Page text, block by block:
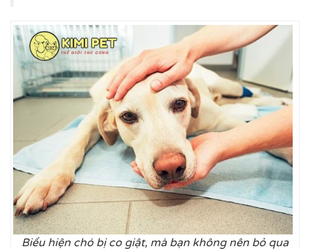
Biểu hiện chó bị co giật, mà bạn không nên bỏ qua